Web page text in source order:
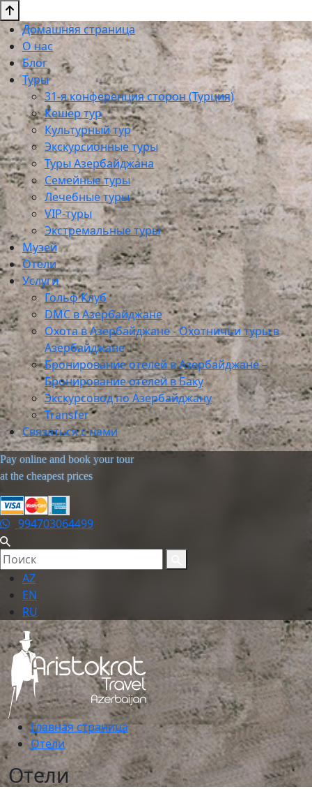
Домашняя страница
О нас
Блог
Туры
31-я конференция сторон (Турция)
Кешер тур
Культурный тур
Экскурсионные туры
Туры Азербайджана
Семейные туры
Лечебные туры
VIP-туры
Экстремальные туры
Музей
Отели
Услуги
Гольф Клуб
DMC в Азербайджане
Охота в Азербайджане - Охотничьи туры в
Азербайджане
Бронирование отелей в Азербайджане –
Бронирование отелей в Баку
Экскурсовод по Азербайджану
Transfer
Связаться с нами
Pay online and book your tour
at the cheapest prices
994703064499
AZ
EN
RU
Главная страница
Отели
Отели